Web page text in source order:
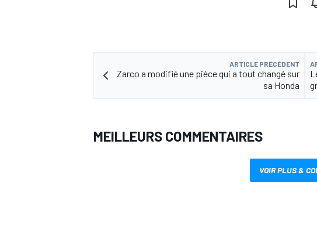
ARTICLE PRÉCÉDENT
Zarco a modifié une pièce qui a tout changé sur
sa Honda
MEILLEURS COMMENTAIRES
VOIR PLUS &